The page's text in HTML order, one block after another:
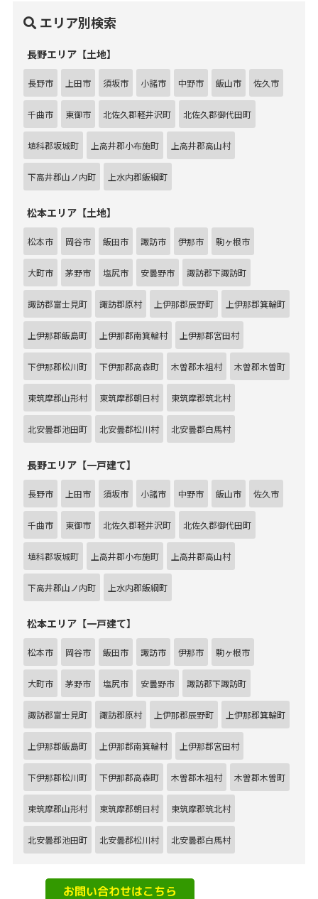
エリア別検索
長野エリア【土地】
長野市 上田市 須坂市 小諸市 中野市 飯山市 佐久市
千曲市 東御市 北佐久郡軽井沢町 北佐久郡御代田町
埴科郡坂城町 上高井郡小布施町 上高井郡高山村
下高井郡山ノ内町 上水内郡飯綱町
松本エリア【土地】
松本市 岡谷市 飯田市 諏訪市 伊那市 駒ヶ根市
大町市 茅野市 塩尻市 安曇野市 諏訪郡下諏訪町
諏訪郡富士見町 諏訪郡原村 上伊那郡辰野町 上伊那郡箕輪町
上伊那郡飯島町 上伊那郡南箕輪村 上伊那郡宮田村
下伊那郡松川町 下伊那郡高森町 木曽郡木祖村 木曽郡木曽町
東筑摩郡山形村 東筑摩郡朝日村 東筑摩郡筑北村
北安曇郡池田町 北安曇郡松川村 北安曇郡白馬村
長野エリア【一戸建て】
長野市 上田市 須坂市 小諸市 中野市 飯山市 佐久市
千曲市 東御市 北佐久郡軽井沢町 北佐久郡御代田町
埴科郡坂城町 上高井郡小布施町 上高井郡高山村
下高井郡山ノ内町 上水内郡飯綱町
松本エリア【一戸建て】
松本市 岡谷市 飯田市 諏訪市 伊那市 駒ヶ根市
大町市 茅野市 塩尻市 安曇野市 諏訪郡下諏訪町
諏訪郡富士見町 諏訪郡原村 上伊那郡辰野町 上伊那郡箕輪町
上伊那郡飯島町 上伊那郡南箕輪村 上伊那郡宮田村
下伊那郡松川町 下伊那郡高森町 木曽郡木祖村 木曽郡木曽町
東筑摩郡山形村 東筑摩郡朝日村 東筑摩郡筑北村
北安曇郡池田町 北安曇郡松川村 北安曇郡白馬村